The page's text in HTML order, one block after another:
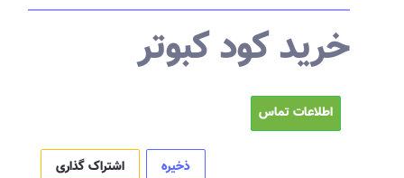
خرید کود کبوتر
اطلاعات تماس
ذخیره اشتراک گذاری